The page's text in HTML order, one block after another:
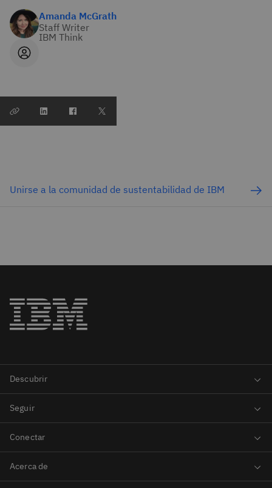
Amanda McGrath
Staff Writer
IBM Think
Unirse a la comunidad de sustentabilidad de IBM